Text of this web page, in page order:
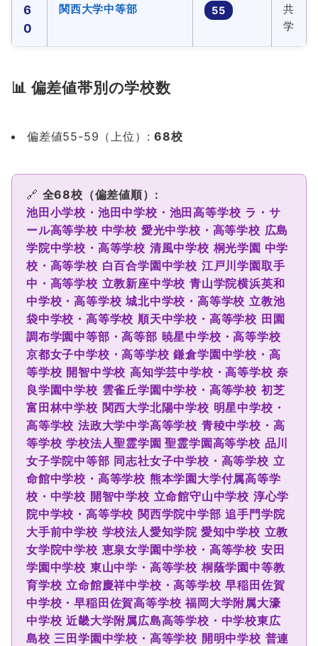
6
0
関西大学中等部 55
共
学
📊 偏差値帯別の学校数
偏差値55-59（上位）:68校
🔗 全68校（偏差値順）:
池田小学校・池田中学校・池田高等学校 ラ・サ
ール高等学校 中学校 愛光中学校・高等学校 広島
学院中学校・高等学校 清風中学校 桐光学園 中学
校・高等学校 白百合学園中学校 江戸川学園取手
中・高等学校 立教新座中学校 青山学院横浜英和
中学校・高等学校 城北中学校・高等学校 立教池
袋中学校・高等学校 順天中学校・高等学校 田園
調布学園中等部・高等部 暁星中学校・高等学校
京都女子中学校・高等学校 鎌倉学園中学校・高
等学校 開智中学校 高知学芸中学校・高等学校 奈
良学園中学校 雲雀丘学園中学校・高等学校 初芝
富田林中学校 関西大学北陽中学校 明星中学校・
高等学校 法政大学中学高等学校 青稜中学校・高
等学校 学校法人聖霊学園 聖霊学園高等学校 品川
女子学院中等部 同志社女子中学校・高等学校 立
命館中学校・高等学校 熊本学園大学付属高等学
校・中学校 開智中学校 立命館守山中学校 淳心学
院中学校・高等学校 関西学院中学部 追手門学院
大手前中学校 学校法人愛知学院 愛知中学校 立教
女学院中学校 恵泉女学園中学校・高等学校 安田
学園中学校 東山中学・高等学校 桐蔭学園中等教
育学校 立命館慶祥中学校・高等学校 早稲田佐賀
中学校・早稲田佐賀高等学校 福岡大学附属大濠
中学校 近畿大学附属広島高等学校・中学校東広
島校 三田学園中学校・高等学校 開明中学校 普連